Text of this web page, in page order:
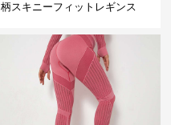
柄スキニーフィットレギンス